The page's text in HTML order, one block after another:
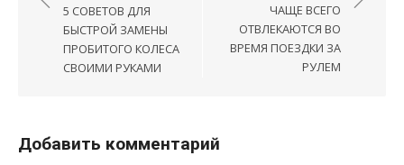
5 СОВЕТОВ ДЛЯ
БЫСТРОЙ ЗАМЕНЫ
ПРОБИТОГО КОЛЕСА
СВОИМИ РУКАМИ
ЧАЩЕ ВСЕГО
ОТВЛЕКАЮТСЯ ВО
ВРЕМЯ ПОЕЗДКИ ЗА
РУЛЕМ
Добавить комментарий